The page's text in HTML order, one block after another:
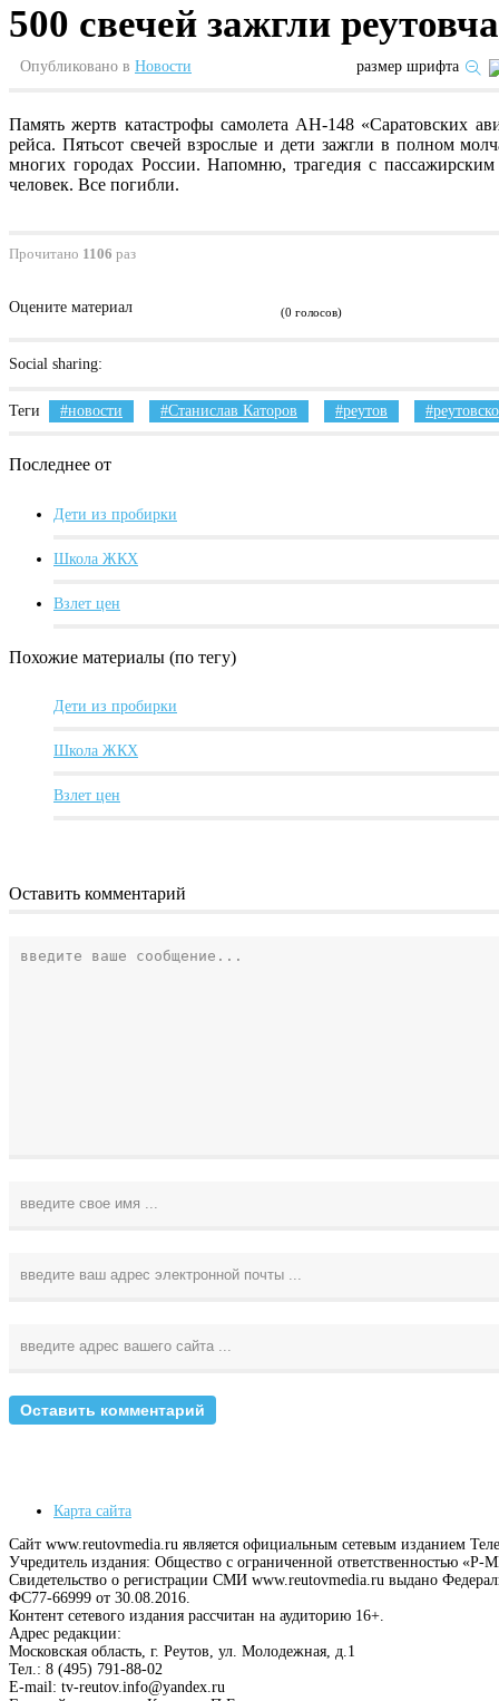
500 свечей зажгли
Опубликовано в Новости размер шрифта
Память жертв катастрофы самолета АН-148 «Саратовских
рейса. Пятьсот свечей взрослые и дети зажгли в полном
многих городах России. Напомню, трагедия с
человек. Все погибли.
Прочитано 1106 раз
Оцените материал (0 голосов)
Social sharing:
Теги новости Станислав Каторов реутов
Последнее от
Дети из пробирки
Школа ЖКХ
Взлет цен
Похожие материалы (по тегу)
Дети из пробирки
Школа ЖКХ
Взлет цен
Оставить комментарий
Карта сайта
Сайт www.reutovmedia.ru является официальным сетевым изданием
Учредитель издания: Общество с ограниченной ответственностью
Свидетельство о регистрации СМИ www.reutovmedia.ru выдано
ФС77-66999 от 30.08.2016.
Контент сетевого издания рассчитан на аудиторию 16+.
Адрес редакции:
Московская область, г. Реутов, ул. Молодежная, д.1
Тел.: 8 (495) 791-88-02
E-mail: tv-reutov.info@yandex.ru